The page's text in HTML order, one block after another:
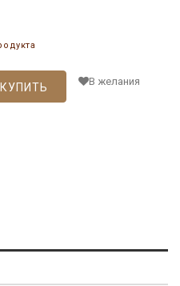
КУПИТЬ В желания